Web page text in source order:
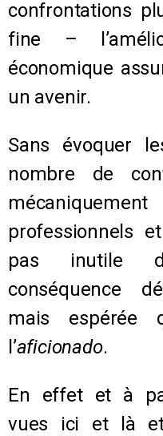
confrontations
fine –
économique
un avenir.
Sans évoquer
nombre de
professionnels
pas inutile
conséquence
mais espérée
l’aficionado.
En effet et à
vues ici et là